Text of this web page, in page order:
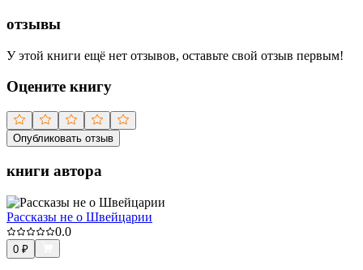
отзывы
У этой книги ещё нет отзывов, оставьте свой отзыв первым!
Оцените книгу
Опубликовать отзыв
книги автора
Рассказы не о Швейцарии
0.0
0 ₽